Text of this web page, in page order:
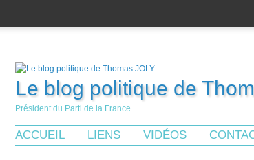
Le blog politique de
Président du Parti de la France
ACCUEIL LIENS VIDÉOS